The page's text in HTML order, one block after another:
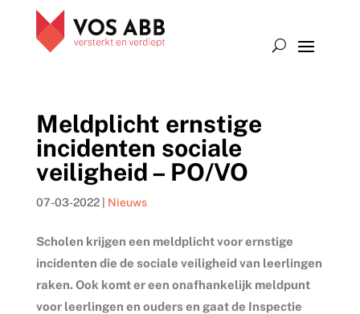
Meldplicht ernstige
incidenten sociale
veiligheid – PO/VO
07-03-2022| Nieuws
Scholen krijgen een meldplicht voor ernstige
incidenten die de sociale veiligheid van leerlingen
raken. Ook komt er een onafhankelijk meldpunt
voor leerlingen en ouders en gaat de Inspectie